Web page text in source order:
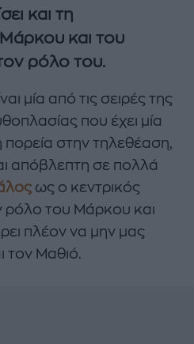
και τη
και του
ρόλο του.
μία από τις σειρές της
που έχει μία
στην τηλεθέαση,
απόβλεπτη σε πολλά
ως ο κεντρικός
ρόλο του Μάρκου και
πλέον να μην μας
τον Μαθιό.